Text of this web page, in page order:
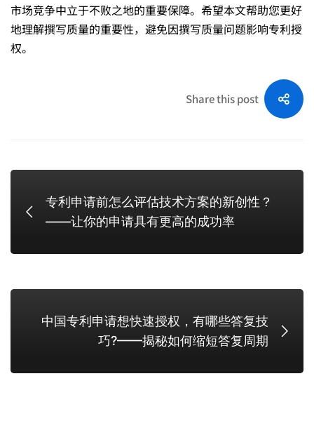
市场竞争中立于不败之地的重要保障。希望本文帮助您更好
地理解撰写质量的重要性，避免因撰写质量问题影响专利授
权。
Share this post
专利申请前怎么评估技术方案的新创性？
——让你的申请具有更高的成功率
中国专利申请想快速授权，有哪些答复技
巧?——揭秘如何缩短答复周期